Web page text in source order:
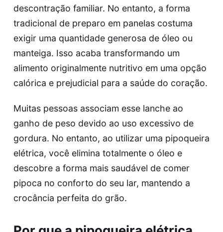
descontração familiar. No entanto, a forma
tradicional de preparo em panelas costuma
exigir uma quantidade generosa de óleo ou
manteiga. Isso acaba transformando um
alimento originalmente nutritivo em uma opção
calórica e prejudicial para a saúde do coração.
Muitas pessoas associam esse lanche ao
ganho de peso devido ao uso excessivo de
gordura. No entanto, ao utilizar uma pipoqueira
elétrica, você elimina totalmente o óleo e
descobre a forma mais saudável de comer
pipoca no conforto do seu lar, mantendo a
crocância perfeita do grão.